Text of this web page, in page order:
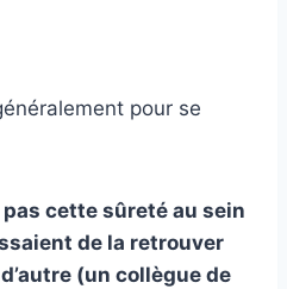
pour se
cette sûreté au sein
de la retrouver
(un collègue de